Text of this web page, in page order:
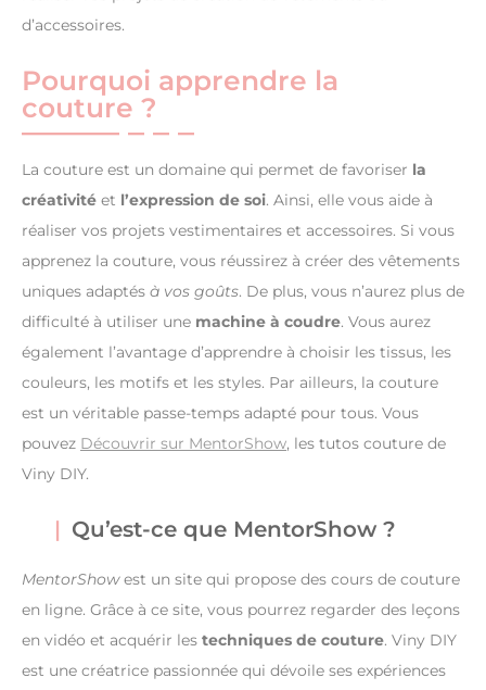
d’accessoires.
Pourquoi apprendre la
couture ?
La couture est un domaine qui permet de favoriser la
créativité et l’expression de soi. Ainsi, elle vous aide à
réaliser vos projets vestimentaires et accessoires. Si vous
apprenez la couture, vous réussirez à créer des vêtements
uniques adaptés à vos goûts. De plus, vous n’aurez plus de
difficulté à utiliser une machine à coudre. Vous aurez
également l’avantage d’apprendre à choisir les tissus, les
couleurs, les motifs et les styles. Par ailleurs, la couture
est un véritable passe-temps adapté pour tous. Vous
pouvez Découvrir sur MentorShow, les tutos couture de
Viny DIY.
Qu’est-ce que MentorShow ?
MentorShowest un site qui propose des cours de couture
en ligne. Grâce à ce site, vous pourrez regarder des leçons
en vidéo et acquérir les techniques de couture. Viny DIY
est une créatrice passionnée qui dévoile ses expériences